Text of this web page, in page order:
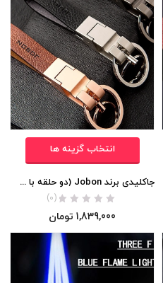
انتخاب گزینه ها
جاکلیدی برند Jobon (دو حلقه با بند چرمی)
(0)
1,839,000 تومان